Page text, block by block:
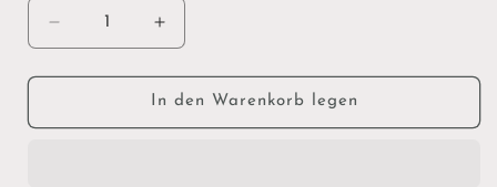
Verringere
die
Menge
My
Erhöhe
die
Menge
für
My
In den Warenkorb legen